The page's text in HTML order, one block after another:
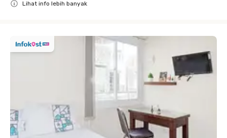
Lihat info lebih banyak